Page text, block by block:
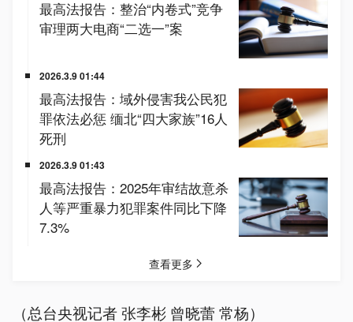
（总台央视记者 张李彬 曾晓蕾 常杨）